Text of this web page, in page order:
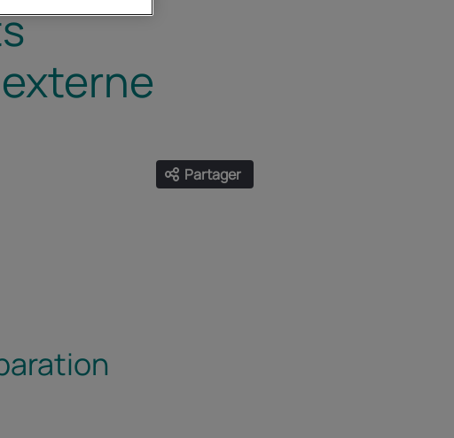
Partager
Ouvrir les liens de partage